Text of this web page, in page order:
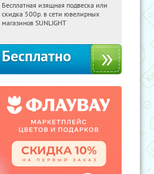
09:39:34 Получили:
Россия
Бесплатная изящная подвеска или
скидка 500р. в сети ювелирных
магазинов SUNLIGHT
Бесплатно